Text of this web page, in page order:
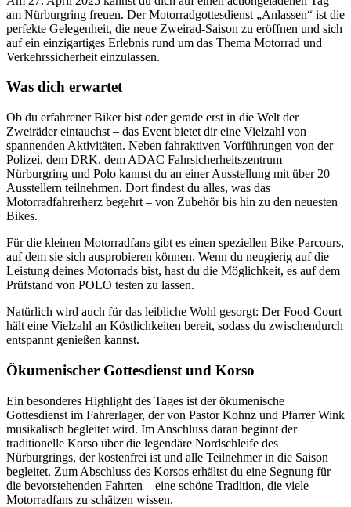
am Nürburgring freuen. Der Motorradgottesdienst „Anlassen“ ist die
perfekte Gelegenheit, die neue Zweirad-Saison zu eröffnen und sich
auf ein einzigartiges Erlebnis rund um das Thema Motorrad und
Verkehrssicherheit einzulassen.
Was dich erwartet
Ob du erfahrener Biker bist oder gerade erst in die Welt der
Zweiräder eintauchst – das Event bietet dir eine Vielzahl von
spannenden Aktivitäten. Neben fahraktiven Vorführungen von der
Polizei, dem DRK, dem ADAC Fahrsicherheitszentrum
Nürburgring und Polo kannst du an einer Ausstellung mit über 20
Ausstellern teilnehmen. Dort findest du alles, was das
Motorradfahrerherz begehrt – von Zubehör bis hin zu den neuesten
Bikes.
Für die kleinen Motorradfans gibt es einen speziellen Bike-Parcours,
auf dem sie sich ausprobieren können. Wenn du neugierig auf die
Leistung deines Motorrads bist, hast du die Möglichkeit, es auf dem
Prüfstand von POLO testen zu lassen.
Natürlich wird auch für das leibliche Wohl gesorgt: Der Food-Court
hält eine Vielzahl an Köstlichkeiten bereit, sodass du zwischendurch
entspannt genießen kannst.
Ökumenischer Gottesdienst und Korso
Ein besonderes Highlight des Tages ist der ökumenische
Gottesdienst im Fahrerlager, der von Pastor Kohnz und Pfarrer Wink
musikalisch begleitet wird. Im Anschluss daran beginnt der
traditionelle Korso über die legendäre Nordschleife des
Nürburgrings, der kostenfrei ist und alle Teilnehmer in die Saison
begleitet. Zum Abschluss des Korsos erhältst du eine Segnung für
die bevorstehenden Fahrten – eine schöne Tradition, die viele
Motorradfans zu schätzen wissen.